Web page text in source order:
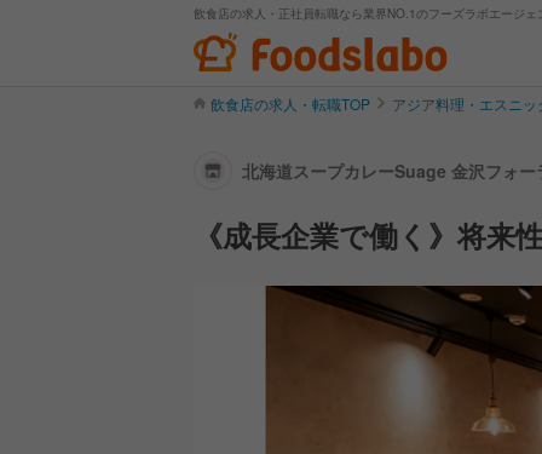
飲食店の求人・正社員転職なら業界NO.1のフーズラボエージェ
飲食店の求人・転職TOP アジア料理・エスニッ
北海道スープカレーSuage 金沢フォ
《成長企業で働く》将